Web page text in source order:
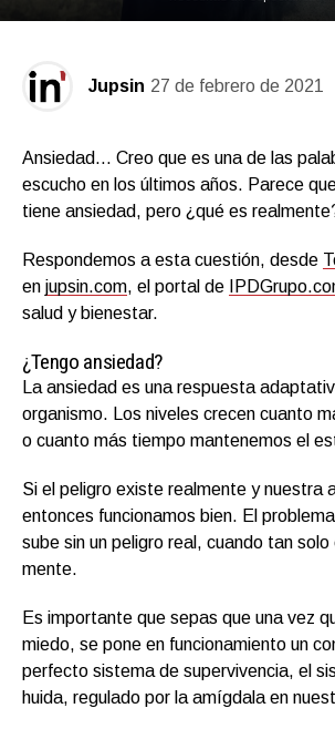
Jupsin 27 de febrero de 2021
Ansiedad… Creo que es una de las
escucho en los últimos años. Parece
tiene ansiedad, pero ¿qué es
Respondemos a esta cuestión, desde
en jupsin.com, el portal de
salud y bienestar.
¿Tengo ansiedad?
La ansiedad es una respuesta
organismo. Los niveles crecen cuanto
o cuanto más tiempo mantenemos el
Si el peligro existe realmente y nuestra
entonces funcionamos bien. El
sube sin un peligro real, cuando tan
mente.
Es importante que sepas que una vez
miedo, se pone en funcionamiento un
perfecto sistema de supervivencia, el
huida, regulado por la amígdala en